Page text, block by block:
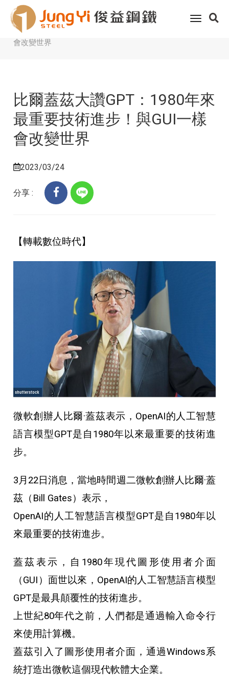
toggle
Home 客戶服務
科技趨勢
比爾蓋茲大讚GPT：1980年來最重要技術進步！與GUI一樣
會改變世界
比爾蓋茲大讚GPT：1980年來
最重要技術進步！與GUI一樣
會改變世界
2023/03/24
分享 :
【轉載數位時代】
微軟創辦人比爾·蓋茲表示，OpenAI的人工智慧
語言模型GPT是自1980年以來最重要的技術進
步。
3月22日消息，當地時間週二微軟創辦人比爾·蓋
茲（Bill Gates）表示，
OpenAI的人工智慧語言模型GPT是自1980年以
來最重要的技術進步。
蓋茲表示，自1980年現代圖形使用者介面
（GUI）面世以來，OpenAI的人工智慧語言模型
GPT是最具顛覆性的技術進步。
上世紀80年代之前，人們都是通過輸入命令行
來使用計算機。
蓋茲引入了圖形使用者介面，通過Windows系
統打造出微軟這個現代軟體大企業。